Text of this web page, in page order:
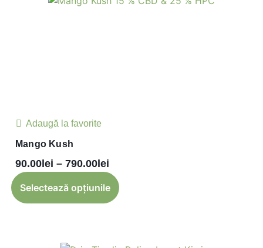
Adaugă la favorite
Mango Kush
90.00lei – 790.00lei
Selectează opțiunile